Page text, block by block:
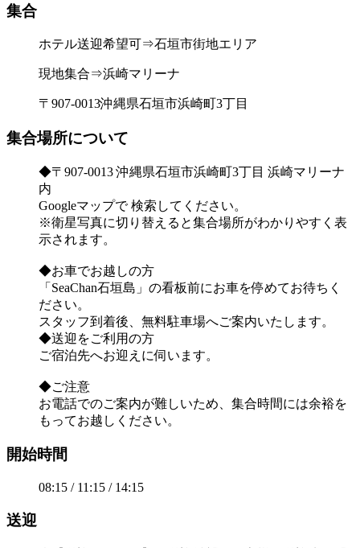
集合
ホテル送迎希望可⇒石垣市街地エリア
現地集合⇒浜崎マリーナ
〒907-0013沖縄県石垣市浜崎町3丁目
集合場所について
◆〒907-0013 沖縄県石垣市浜崎町3丁目 浜崎マリーナ
内
Googleマップで 検索してください。
※衛星写真に切り替えると集合場所がわかりやすく表
示されます。
◆お車でお越しの方
「SeaChan石垣島」の看板前にお車を停めてお待ちく
ださい。
スタッフ到着後、無料駐車場へご案内いたします。
◆送迎をご利用の方
ご宿泊先へお迎えに伺います。
◆ご注意
お電話でのご案内が難しいため、集合時間には余裕を
もってお越しください。
開始時間
08:15 / 11:15 / 14:15
送迎